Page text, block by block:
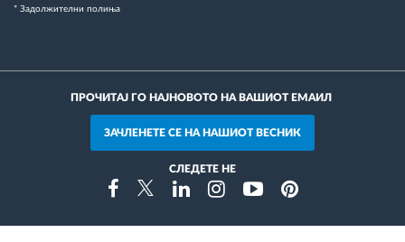
* Задолжителни полиња
ПРОЧИТАЈ ГО НАЈНОВОТО НА ВАШИОТ ЕМАИЛ
ЗАЧЛЕНЕТЕ СЕ НА НАШИОТ ВЕСНИК
СЛЕДЕТЕ НЕ
FacebookTwitterLinkedinInstragramYoutubePinterest